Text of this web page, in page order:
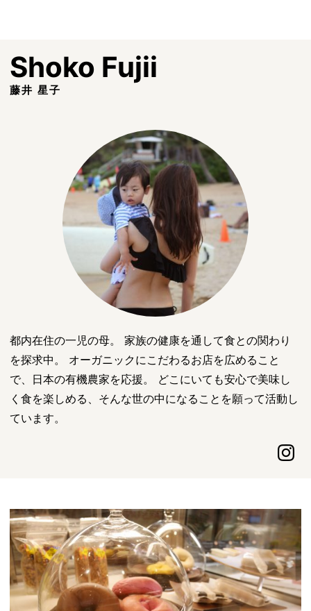
Shoko Fujii
藤井 星子
都内在住の一児の母。 家族の健康を通して食との関わり
を探求中。 オーガニックにこだわるお店を広めること
で、日本の有機農家を応援。 どこにいても安心で美味し
く食を楽しめる、そんな世の中になることを願って活動し
ています。